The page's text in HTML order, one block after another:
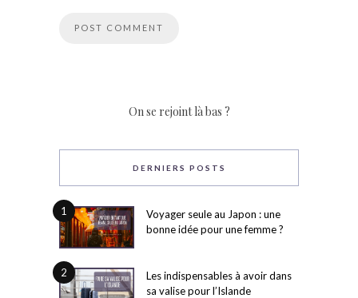
On se rejoint là bas ?
DERNIERS POSTS
1
Voyager seule au Japon : une
bonne idée pour une femme ?
2
Les indispensables à avoir dans
sa valise pour l’Islande